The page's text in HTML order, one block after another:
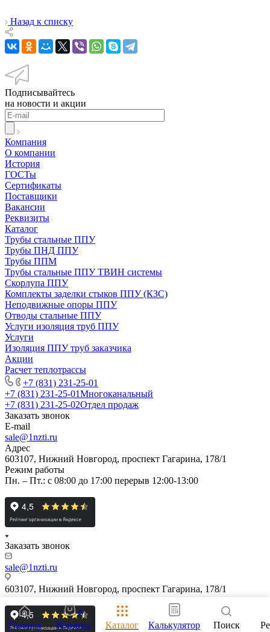
Назад к списку
Подписывайтесь
на новости и акции
Компания
О компании
История
ГОСТы
Сертификаты
Поставщики
Вакансии
Реквизиты
Каталог
Трубы стальные ППУ
Трубы ПНД ППУ
Трубы ППМ
Трубы стальные ППУ ТВИН системы
Скорлупа ППУ
Комплекты заделки стыков ППУ (КЗС)
Неподвижные опоры ППУ
Отводы стальные ППУ
Услуги изоляция труб ППУ
Услуги
Изоляция ППУ труб заказчика
Акции
Расчет теплотрассы
+7 (831) 231-25-01
+7 (831) 231-25-01Многоканальный
+7 (831) 231-25-02Отдел продаж
Заказать звонок
E-mail
sale@1nzti.ru
Адрес
603107, Нижний Новгород, проспект Гагарина, 178/1
Режим работы
Пн. – Пт.: с 08:00 до 17:00 перерыв 12:00-13:00
Заказать звонок
sale@1nzti.ru
603107, Нижний Новгород, проспект Гагарина, 178/1
Главная
0
Корзина
Каталог Калькулятор Поиск